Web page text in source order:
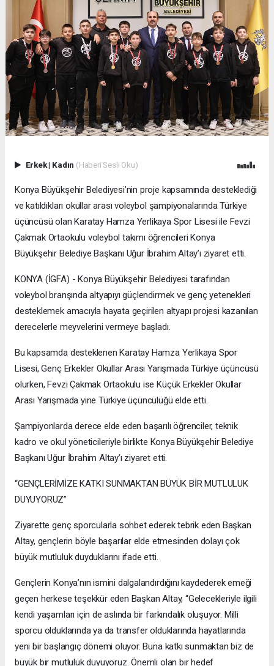
Erkek| Kadın (Haberi Sesli Oku)
Konya Büyükşehir Belediyesi’nin proje kapsamında desteklediği
ve katıldıkları okullar arası voleybol şampiyonalarında Türkiye
üçüncüsü olan Karatay Hamza Yerlikaya Spor Lisesi ile Fevzi
Çakmak Ortaokulu voleybol takımı öğrencileri Konya
Büyükşehir Belediye Başkanı Uğur İbrahim Altay’ı ziyaret etti.
KONYA (İGFA) - Konya Büyükşehir Belediyesi tarafından
voleybol branşında altyapıyı güçlendirmek ve genç yetenekleri
desteklemek amacıyla hayata geçirilen altyapı projesi kazanılan
derecelerle meyvelerini vermeye başladı.
Bu kapsamda desteklenen Karatay Hamza Yerlikaya Spor
Lisesi, Genç Erkekler Okullar Arası Yarışmada Türkiye üçüncüsü
olurken, Fevzi Çakmak Ortaokulu ise Küçük Erkekler Okullar
Arası Yarışmada yine Türkiye üçüncülüğü elde etti.
Şampiyonlarda derece elde eden başarılı öğrenciler, teknik
kadro ve okul yöneticileriyle birlikte Konya Büyükşehir Belediye
Başkanı Uğur İbrahim Altay’ı ziyaret etti.
“GENÇLERİMİZE KATKI SUNMAKTAN BÜYÜK BİR MUTLULUK
DUYUYORUZ”
Ziyarette genç sporcularla sohbet ederek tebrik eden Başkan
Altay, gençlerin böyle başarılar elde etmesinden dolayı çok
büyük mutluluk duyduklarını ifade etti.
Gençlerin Konya’nın ismini dalgalandırdığını kaydederek emeği
geçen herkese teşekkür eden Başkan Altay, “Gelecekleriyle ilgili
kendi yaşamları için de aslında bir farkındalık oluşuyor. Milli
sporcu olduklarında ya da transfer olduklarında hayatlarında
yeni bir başlangıç dönemi oluyor. Buna katkı sunmaktan biz de
büyük bir mutluluk duyuyoruz. Önemli olan bir hedef